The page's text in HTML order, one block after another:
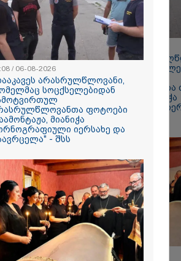
1364.80
ფაქტზე
11:08 / 06-08-2026
"დააკავეს
რომელმაც
ჩამოტვირთულ
არასრულწლოვანთა
დაამონტაჟა, მიანიჭა
პორნოგრაფიული
გაავრცელა" - შსს
08:44 / 06-08-2026
/ 06-08-2026
არასრულწლოვანი,
სოცქსელებიდან
ფოტოები
მიანიჭა
იერსახე და
- შსს